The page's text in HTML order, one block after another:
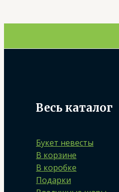
Весь каталог
Букет невесты
В корзине
В коробке
Подарки